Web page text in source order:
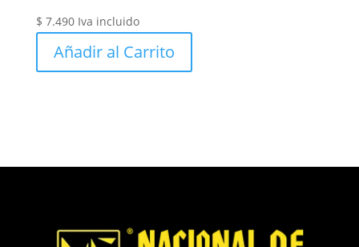
$ 7.490 Iva incluido
Añadir al Carrito